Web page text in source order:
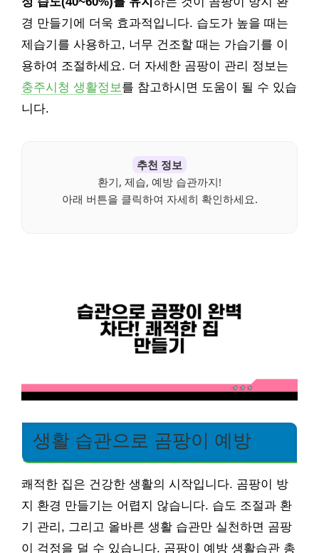
경 만들기에 더욱 효과적입니다. 습도가 높을 때는
제습기를 사용하고, 너무 건조할 때는 가습기를 이
용하여 조절하세요. 더 자세한 곰팡이 관리 정보는
충주시청 생활정보를 참고하시면 도움이 될 수 있습
니다.
추천 정보
환기, 제습, 예방 습관까지!
아래 버튼을 클릭하여 자세히 확인하세요.
생활 습관으로 곰팡이 예방
쾌적한 집은 건강한 생활의 시작입니다. 곰팡이 방
지 환경 만들기는 어렵지 않습니다. 습도 조절과 환
기 관리, 그리고 올바른 생활 습관만 실천하면 곰팡
이 걱정을 덜 수 있습니다. 곰팡이 예방 생활습관 총